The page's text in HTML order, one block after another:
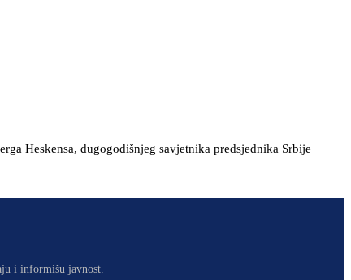
Heskensa, dugogodišnjeg savjetnika predsjednika Srbije
i informišu javnost.